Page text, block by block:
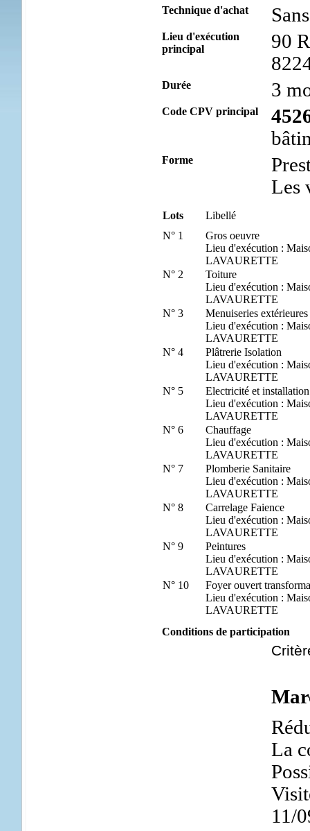
Technique d'achat
Lieu d'exécution
principal
90
Durée 3
Code CPV principal
Forme
Les
Lots
Libellé
N° 1
Gros oeuvre
Lieu d'exécution :
LAVAURETTE
N° 2
Toiture
Lieu d'exécution :
LAVAURETTE
N° 3
Menuiseries
Lieu d'exécution :
LAVAURETTE
N° 4
Plâtrerie Isolation
Lieu d'exécution :
LAVAURETTE
N° 5
Electricité et
Lieu d'exécution :
LAVAURETTE
N° 6
Chauffage
Lieu d'exécution :
LAVAURETTE
N° 7
Plomberie Sanitaire
Lieu d'exécution :
LAVAURETTE
N° 8
Carrelage Faience
Lieu d'exécution :
LAVAURETTE
N° 9
Peintures
Lieu d'exécution :
LAVAURETTE
N° 10
Foyer ouvert
Lieu d'exécution :
LAVAURETTE
Conditions de participation
La
11/